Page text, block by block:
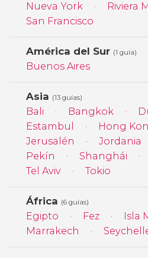
Nueva York
Riviera
San Francisco
América del Sur (1 guía)
Buenos Aires
Asia (13 guías)
Bali Bangkok
Estambul
Hong
Jerusalén
Jordania
Pekín
Shanghái
Tel Aviv
Tokio
África (6 guías)
Egipto Fez
Isla
Marrakech